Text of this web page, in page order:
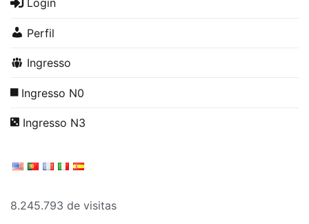
Login
Perfil
Ingresso
Ingresso N0
Ingresso N3
8.245.793 de visitas